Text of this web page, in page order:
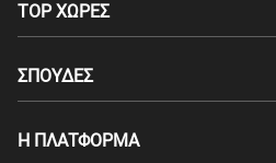
TOP ΧΩΡΕΣ
ΣΠΟΥΔΕΣ
Η ΠΛΑΤΦΟΡΜΑ